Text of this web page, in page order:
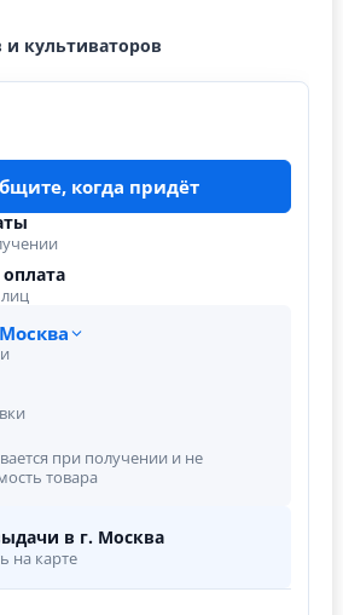
культиваторов
когда придёт
Москва
при получении и не
товара
в г. Москва
на карте